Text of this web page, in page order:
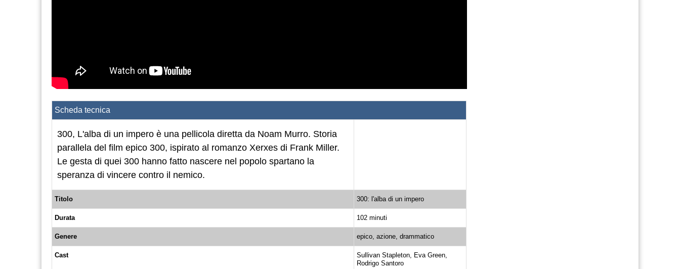
Scheda tecnica
300, L'alba di un impero è una pellicola diretta da Noam Murro. Storia
parallela del film epico 300, ispirato al romanzo Xerxes di Frank Miller.
Le gesta di quei 300 hanno fatto nascere nel popolo spartano la
speranza di vincere contro il nemico.
Titolo 300: l'alba di un impero
Durata 102 minuti
Genere epico, azione, drammatico
Cast
Sullivan Stapleton, Eva Green,
Rodrigo Santoro